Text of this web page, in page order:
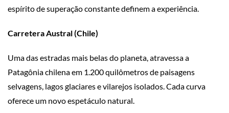
espírito de superação constante definem a experiência.
Carretera Austral (Chile)
Uma das estradas mais belas do planeta, atravessa a
Patagônia chilena em 1.200 quilômetros de paisagens
selvagens, lagos glaciares e vilarejos isolados. Cada curva
oferece um novo espetáculo natural.